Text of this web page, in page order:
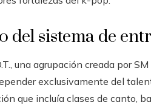
del sistema de
una agrupación creada por
exclusivamente del
que incluía clases de canto,